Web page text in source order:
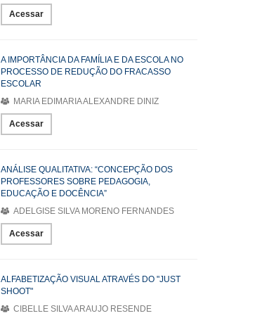
Acessar
A IMPORTÂNCIA DA FAMÍLIA E DA ESCOLA NO
PROCESSO DE REDUÇÃO DO FRACASSO
ESCOLAR
MARIA EDIMARIA ALEXANDRE DINIZ
Acessar
ANÁLISE QUALITATIVA: “CONCEPÇÃO DOS
PROFESSORES SOBRE PEDAGOGIA,
EDUCAÇÃO E DOCÊNCIA”
ADELGISE SILVA MORENO FERNANDES
Acessar
ALFABETIZAÇÃO VISUAL ATRAVÉS DO "JUST
SHOOT"
CIBELLE SILVA ARAUJO RESENDE